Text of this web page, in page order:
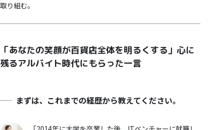
取り組む。
「あなたの笑顔が百貨店全体を明るくする」心に
残るアルバイト時代にもらった一言
まずは、これまでの経歴から教えてください。